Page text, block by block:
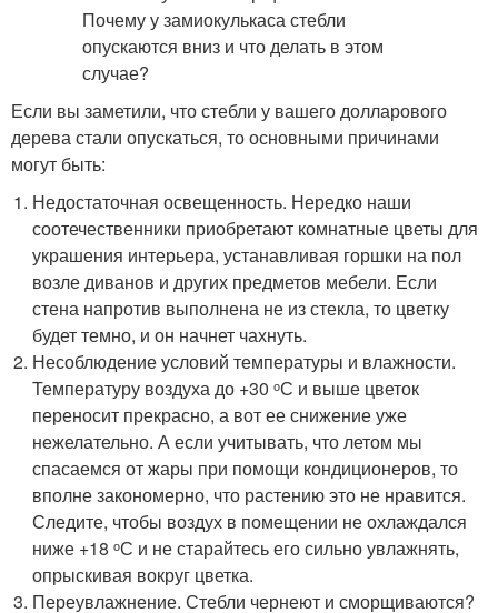
Если вы заметили, что стебли у вашего долларового
дерева стали опускаться, то основными причинами
могут быть:
Недостаточная освещенность. Нередко наши
соотечественники приобретают комнатные цветы для
украшения интерьера, устанавливая горшки на пол
возле диванов и других предметов мебели. Если
стена напротив выполнена не из стекла, то цветку
будет темно, и он начнет чахнуть.
Несоблюдение условий температуры и влажности.
Температуру воздуха до +30 ᵒС и выше цветок
переносит прекрасно, а вот ее снижение уже
нежелательно. А если учитывать, что летом мы
спасаемся от жары при помощи кондиционеров, то
вполне закономерно, что растению это не нравится.
Следите, чтобы воздух в помещении не охлаждался
ниже +18 ᵒС и не старайтесь его сильно увлажнять,
опрыскивая вокруг цветка.
Переувлажнение. Стебли чернеют и сморщиваются?